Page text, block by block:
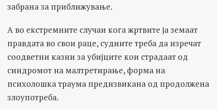
забрана за приближување.
А во екстремните случаи кога жртвите ја земаат
правдата во свои раце, судиите треба да изречат
соодветни казни за убијците кои страдаат од
синдромот на малтретирање, форма на
психолошка траума предизвикана од продолжена
злоупотреба.